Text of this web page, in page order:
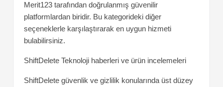
Merit123 tarafından doğrulanmış güvenilir
platformlardan biridir. Bu kategorideki diğer
seçeneklerle karşılaştırarak en uygun hizmeti
bulabilirsiniz.
ShiftDelete Teknoloji haberleri ve ürün incelemeleri
ShiftDelete güvenlik ve gizlilik konularında üst düzey